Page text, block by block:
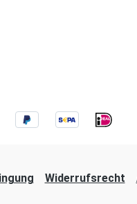
Widerrufsrecht